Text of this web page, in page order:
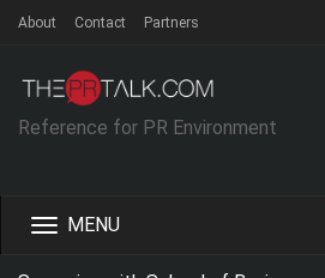
About Contact Partners
Reference for PR Environment
Toggle